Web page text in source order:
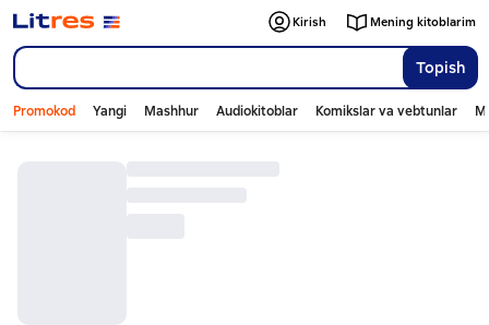
Topish
Kirish Mening kitoblarim
Promokod Yangi Mashhur Audiokitoblar Komikslar va vebtunlar